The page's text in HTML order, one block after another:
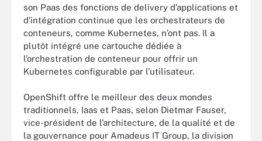
son Paas des fonctions de delivery d’applications et
d’intégration continue que les orchestrateurs de
conteneurs, comme Kubernetes, n’ont pas. Il a
plutôt intégré une cartouche dédiée à
l’orchestration de conteneur pour offrir un
Kubernetes configurable par l’utilisateur.
OpenShift offre le meilleur des deux mondes
traditionnels, Iaas et Paas, selon Dietmar Fauser,
vice-président de l’architecture, de la qualité et de
la gouvernance pour Amadeus IT Group, la division